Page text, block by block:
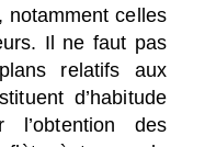
notamment celles
Il ne faut pas
relatifs aux
d’habitude
des